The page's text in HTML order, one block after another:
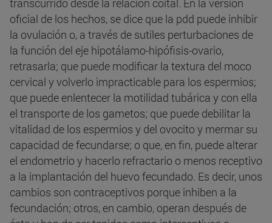
transcurrido desde la relación coital. En la versión
oficial de los hechos, se dice que la pdd puede inhibir
la ovulación o, a través de sutiles perturbaciones de
la función del eje hipotálamo-hipófisis-ovario,
retrasarla; que puede modificar la textura del moco
cervical y volverlo impracticable para los espermios;
que puede enlentecer la motilidad tubárica y con ella
el transporte de los gametos; que puede debilitar la
vitalidad de los espermios y del ovocito y mermar su
capacidad de fecundarse; o que, en fin, puede alterar
el endometrio y hacerlo refractario o menos receptivo
a la implantación del huevo fecundado. Es decir, unos
cambios son contraceptivos porque inhiben a la
fecundación; otros, en cambio, operan después de